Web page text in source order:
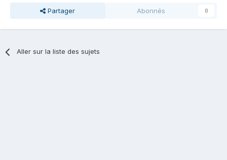
Partager Abonnés 0
Aller sur la liste des sujets